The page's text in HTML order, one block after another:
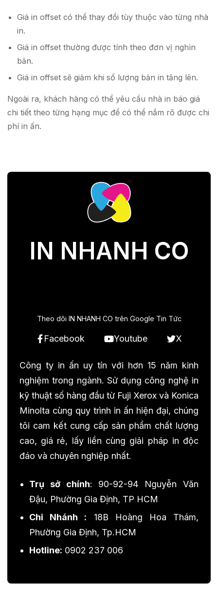
Giá in offset có thể thay đổi tùy thuộc vào từng nhà
in.
Giá in offset thường được tính theo đơn vị nghìn
bản.
Giá in offset sẽ giảm khi số lượng bản in tăng lên.
Ngoài ra, khách hàng có thể yêu cầu nhà in báo giá
chi tiết theo từng hạng mục để có thể nắm rõ được chi
phí in ấn.
IN NHANH CO
Theo dõi IN NHANH CO trên Google Tin Tức
Facebook Youtube X
Công ty in ấn uy tín với hơn 15 năm kinh
nghiệm trong ngành. Sử dụng công nghệ in
kỹ thuật số hàng đầu từ Fuji Xerox và Konica
Minolta cùng quy trình in ấn hiện đại, chúng
tôi cam kết cung cấp sản phẩm chất lượng
cao, giá rẻ, lấy liền cùng giải pháp in độc
đáo và chuyên nghiệp nhất.
Trụ sở chính: 90-92-94 Nguyễn Văn
Đậu, Phường Gia Định, TP HCM
Chi Nhánh : 18B Hoàng Hoa Thám,
Phường Gia Định, Tp.HCM
Hotline: 0902 237 006